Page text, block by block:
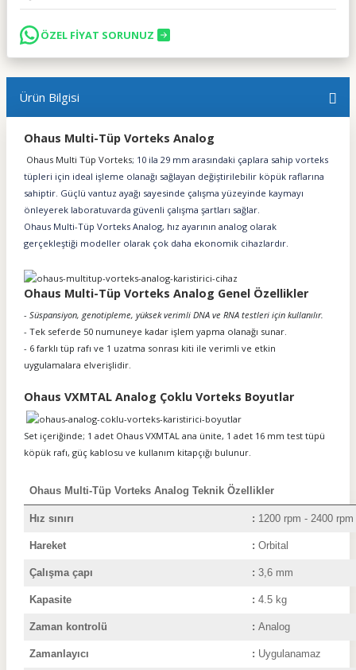
ÖZEL FİYAT SORUNUZ
Ürün Bilgisi
Ohaus Multi-Tüp Vorteks Analog
Ohaus Multi Tüp Vorteks; 10 ila 29 mm arasındaki çaplara sahip vorteks
tüpleri için ideal işleme olanağı sağlayan değiştirilebilir köpük raflarına
sahiptir. Güçlü vantuz ayağı sayesinde çalışma yüzeyinde kaymayı
önleyerek laboratuvarda güvenli çalışma şartları sağlar.
Ohaus Multi-Tüp Vorteks Analog, hız ayarının analog olarak
gerçekleştiği modeller olarak çok daha ekonomik cihazlardır.
Ohaus Multi-Tüp Vorteks Analog Genel Özellikler
- Süspansiyon, genotipleme, yüksek verimli DNA ve RNA testleri için kullanılır.
- Tek seferde 50 numuneye kadar işlem yapma olanağı sunar.
- 6 farklı tüp rafı ve 1 uzatma sonrası kiti ile verimli ve etkin
uygulamalara elverişlidir.
Ohaus VXMTAL Analog Çoklu Vorteks Boyutlar
Set içeriğinde; 1 adet Ohaus VXMTAL ana ünite, 1 adet 16 mm test tüpü
köpük rafı, güç kablosu ve kullanım kitapçığı bulunur.
Ohaus Multi-Tüp Vorteks Analog Teknik Özellikler
Hız sınırı : 1200 rpm - 2400 rpm
Hareket : Orbital
Çalışma çapı : 3,6 mm
Kapasite : 4.5 kg
Zaman kontrolü : Analog
Zamanlayıcı : Uygulanamaz